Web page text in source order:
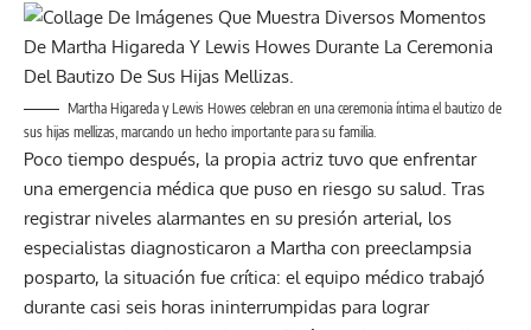
Martha Higareda y Lewis Howes celebran en una ceremonia íntima el bautizo de
sus hijas mellizas, marcando un hecho importante para su familia.
Poco tiempo después, la propia actriz tuvo que enfrentar
una emergencia médica que puso en riesgo su salud. Tras
registrar niveles alarmantes en su presión arterial, los
especialistas diagnosticaron a Martha con preeclampsia
posparto, la situación fue crítica: el equipo médico trabajó
durante casi seis horas ininterrumpidas para lograr